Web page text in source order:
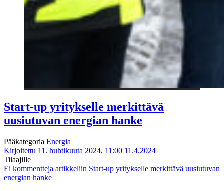
Start-up yritykselle merkittävä
uusiutuvan energian hanke
Pääkategoria Energia
Kirjoitettu 11. huhtikuuta 2024, 11:00 11.4.2024
Tilaajille
Ei kommentteja artikkeliin Start-up yritykselle merkittävä uusiutuvan
energian hanke